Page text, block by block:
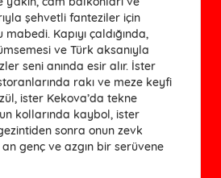
şehvetli fanteziler için
Kapıyı çaldığında,
ve Türk aksanıyla
seni anında esir alır. İster
rakı ve meze keyfi
ister Kekova’da tekne
kollarında kaybol, ister
sonra onun zevk
genç ve azgın bir serüvene